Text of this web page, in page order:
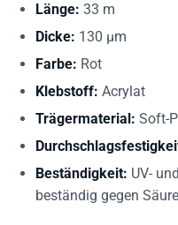
Länge: 33 m
Dicke: 130 µm
Farbe: Rot
Klebstoff: Acrylat
Trägermaterial: Soft-
Beständigkeit: UV-
beständig gegen